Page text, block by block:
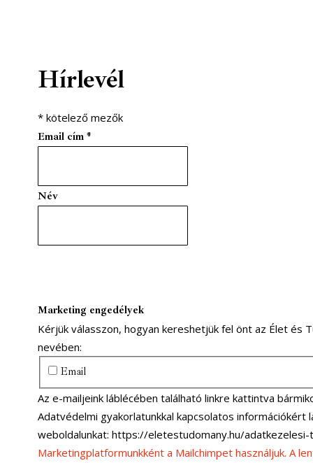
Hírlevél
*kötelező mezők
Email cím *
Név
Marketing engedélyek
Kérjük válasszon, hogyan kereshetjük fel önt az Élet és
nevében:
Email
Az e-mailjeink láblécében található linkre kattintva
Adatvédelmi gyakorlatunkkal kapcsolatos információkért
weboldalunkat: https://eletestudomany.hu/
Marketingplatformunkként a Mailchimpet használjuk. A